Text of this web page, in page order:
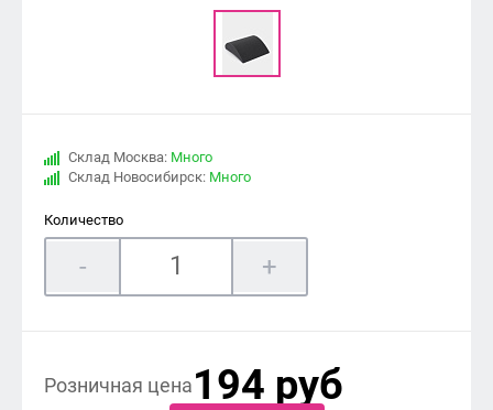
Склад Москва: Много
Склад Новосибирск: Много
Количество
- +
Розничная цена194 руб